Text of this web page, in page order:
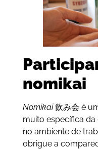
nomikai
Nomikai飲み会 é
muito específica
no ambiente de
obrigue a